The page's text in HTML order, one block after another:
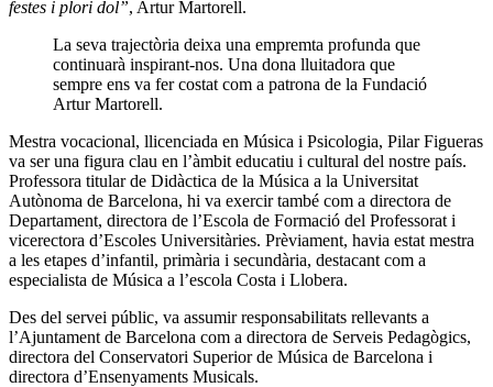
festes i plori dol”, Artur Martorell.
La seva trajectòria deixa una empremta profunda que
continuarà inspirant-nos. Una dona lluitadora que
sempre ens va fer costat com a patrona de la Fundació
Artur Martorell.
Mestra vocacional, llicenciada en Música i Psicologia, Pilar Figueras
va ser una figura clau en l’àmbit educatiu i cultural del nostre país.
Professora titular de Didàctica de la Música a la Universitat
Autònoma de Barcelona, hi va exercir també com a directora de
Departament, directora de l’Escola de Formació del Professorat i
vicerectora d’Escoles Universitàries. Prèviament, havia estat mestra
a les etapes d’infantil, primària i secundària, destacant com a
especialista de Música a l’escola Costa i Llobera.
Des del servei públic, va assumir responsabilitats rellevants a
l’Ajuntament de Barcelona com a directora de Serveis Pedagògics,
directora del Conservatori Superior de Música de Barcelona i
directora d’Ensenyaments Musicals.